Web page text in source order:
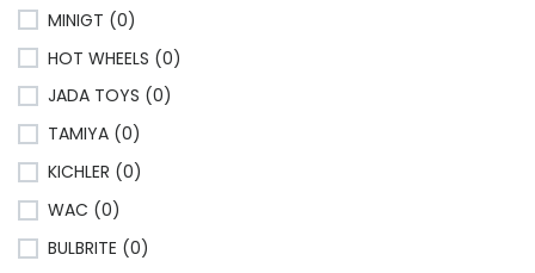
MINIGT (0)
HOT WHEELS (0)
JADA TOYS (0)
TAMIYA (0)
KICHLER (0)
WAC (0)
BULBRITE (0)